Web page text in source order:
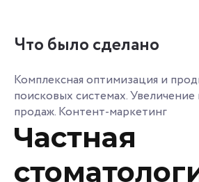
Что было сделано
Комплексная оптимизация и
поисковых системах.
продаж. Контент-маркетинг
Частная